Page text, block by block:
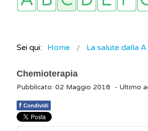
Sei qui: Home La salute dalla
Chemioterapia
Pubblicato: 02 Maggio 2018 - Ultimo
f Condividi